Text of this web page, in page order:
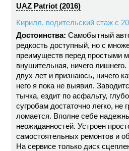
UAZ Patriot (2016)
Кирилл, водительский стаж с
Достоинства: Самобытный
редкость доступный, но с
преимуществ перед простыми
внушительная, ничего
двух лет и признаюсь, ничего
него я пока не выявил.
тычка, ездит по асфальту,
сугробам достаточно легко, не
ломается. Вполне себе
неожиданностей. Устроен
самостоятельных ремонтов и
На сервисе только диск